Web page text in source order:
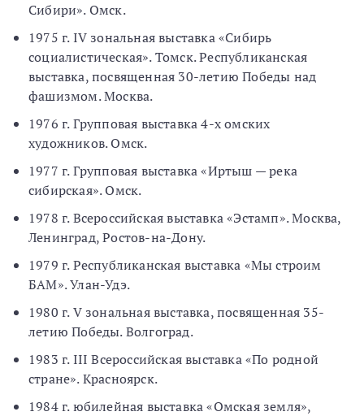
Сибири». Омск.
1975 г. IV зональная выставка «Сибирь
социалистическая». Томск. Республиканская
выставка, посвященная 30-летию Победы над
фашизмом. Москва.
1976 г. Групповая выставка 4-х омских
художников. Омск.
1977 г. Групповая выставка «Иртыш — река
сибирская». Омск.
1978 г. Всероссийская выставка «Эстамп». Москва,
Ленинград, Ростов-на-Дону.
1979 г. Республиканская выставка «Мы строим
БАМ». Улан-Удэ.
1980 г. V зональная выставка, посвященная 35-
летию Победы. Волгоград.
1983 г. III Всероссийская выставка «По родной
стране». Красноярск.
1984 г. юбилейная выставка «Омская земля»,